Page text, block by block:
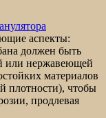
аспекты:
должен быть
или нержавеющей
материалов
плотности), чтобы
продлевая